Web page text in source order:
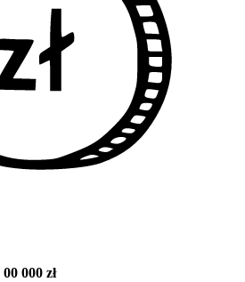
00 000 zł